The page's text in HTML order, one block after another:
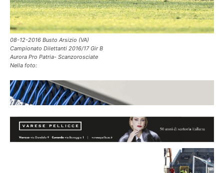
08-12-2016 Busto Arsizio (VA)
Campionato Dilettanti 2016/17 Gir B
Aurora Pro Patria- Scanzorosciate
Nella foto: